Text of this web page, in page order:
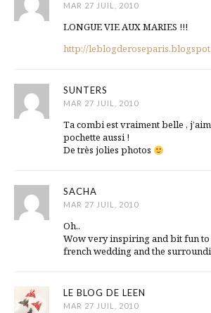
MAR 27 JUIL, 2010
LONGUE VIE AUX MARIES !!!
http://
SUNTERS
MAR 27 JUIL, 2010
Ta combi est vraiment belle ,
pochette aussi !
De très jolies photos
SACHA
MAR 27 JUIL, 2010
Oh..
Wow very inspiring and bit fun to
french wedding and the
LE BLOG DE LEEN
MAR 27 JUIL, 2010